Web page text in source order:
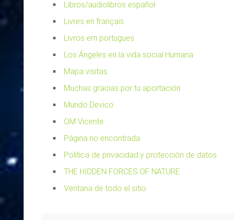
Libros/audiolibros español
Livres en français
Livros em portugues
Los Ángeles en la vida social Humana
Mapa visitas
Muchas gracias por tu aportación
Mundo Devico
OM Vicente
Página no encontrada
Política de privacidad y protección de datos
THE HIDDEN FORCES OF NATURE
Ventana de todo el sitio